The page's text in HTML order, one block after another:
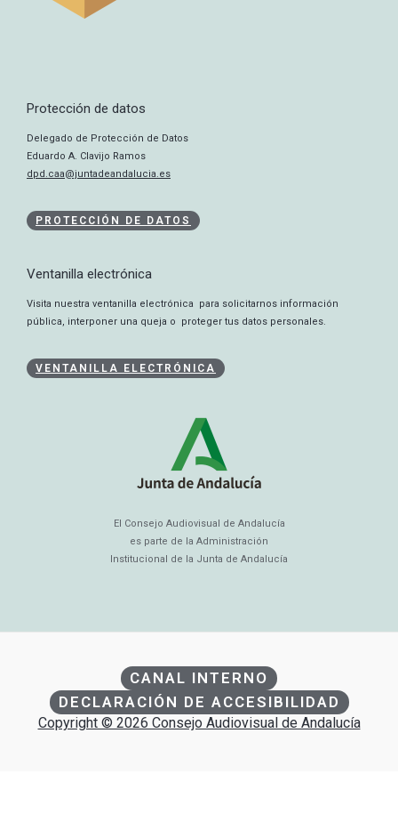
Protección de datos
Delegado de Protección de Datos
Eduardo A. Clavijo Ramos
dpd.caa@juntadeandalucia.es
PROTECCIÓN DE DATOS
Ventanilla electrónica
Visita nuestra ventanilla electrónica para solicitarnos información
pública, interponer una queja o proteger tus datos personales.
VENTANILLA ELECTRÓNICA
El Consejo Audiovisual de Andalucía
es parte de la Administración
Institucional de la Junta de Andalucía
CANAL INTERNO
DECLARACIÓN DE ACCESIBILIDAD
Copyright © 2026 Consejo Audiovisual de Andalucía